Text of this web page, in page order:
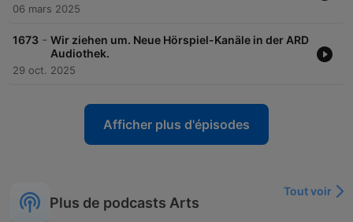
06 mars 2025
1673 - Wir ziehen um. Neue Hörspiel-Kanäle in der ARD
Audiothek.
29 oct. 2025
Afficher plus d'épisodes
Plus de podcasts Arts
Tout voir